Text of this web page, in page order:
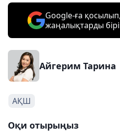
Google-ға қосылып,
жаңалықтарды
Айгерим Тарина
АҚШ
Оқи отырыңыз